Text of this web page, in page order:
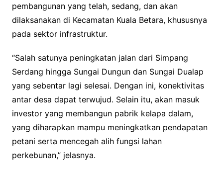
pembangunan yang telah, sedang, dan akan
dilaksanakan di Kecamatan Kuala Betara, khususnya
pada sektor infrastruktur.
“Salah satunya peningkatan jalan dari Simpang
Serdang hingga Sungai Dungun dan Sungai Dualap
yang sebentar lagi selesai. Dengan ini, konektivitas
antar desa dapat terwujud. Selain itu, akan masuk
investor yang membangun pabrik kelapa dalam,
yang diharapkan mampu meningkatkan pendapatan
petani serta mencegah alih fungsi lahan
perkebunan,” jelasnya.